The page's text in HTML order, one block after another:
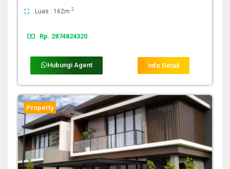
Luas : 162m 2
Rp. 2874824320
Hubungi Agent Info Detail
Property